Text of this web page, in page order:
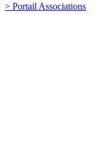
> Portail Associations